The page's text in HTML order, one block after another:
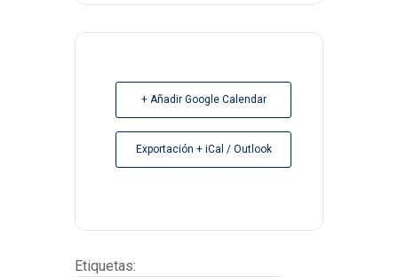
+ Añadir Google Calendar
Exportación + iCal / Outlook
Etiquetas: